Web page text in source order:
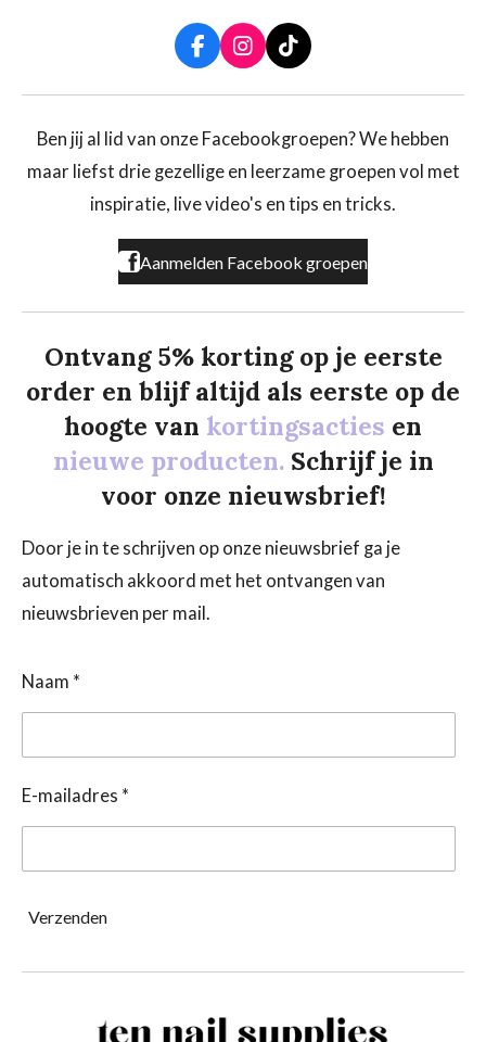
F
a
c
b
o
k
I
n
s
a
r
a
T
i
k
o
Ben jij al lid van onze Facebookgroepen? We hebben
maar liefst drie gezellige en leerzame groepen vol met
inspiratie, live video's en tips en tricks.
Aanmelden Facebook groepen
Ontvang 5% korting op je eerste
order en blijf altijd als eerste op de
hoogte van kortingsacties en
nieuwe producten. Schrijf je in
voor onze nieuwsbrief!
Door je in te schrijven op onze nieuwsbrief ga je
automatisch akkoord met het ontvangen van
nieuwsbrieven per mail.
Naam *
E-mailadres *
Verzenden